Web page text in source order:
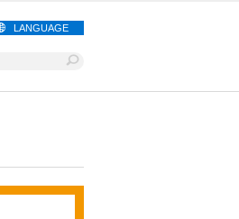
LANGUAGE